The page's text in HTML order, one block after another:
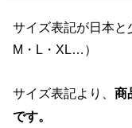
サイズ表記が日本と
M・L・XL…）
サイズ表記より、商
です。